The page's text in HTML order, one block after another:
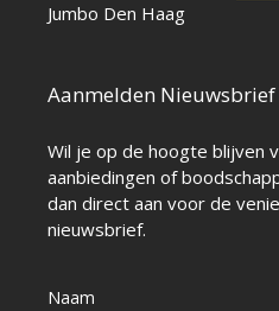
Jumbo Den Haag
Aanmelden Nieuwsbrief
Wil je op de hoogte blijven
aanbiedingen of
dan direct aan voor de
nieuwsbrief.
Naam